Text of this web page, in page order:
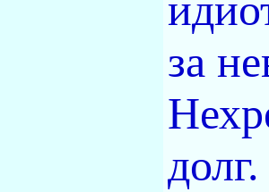
за
долг.